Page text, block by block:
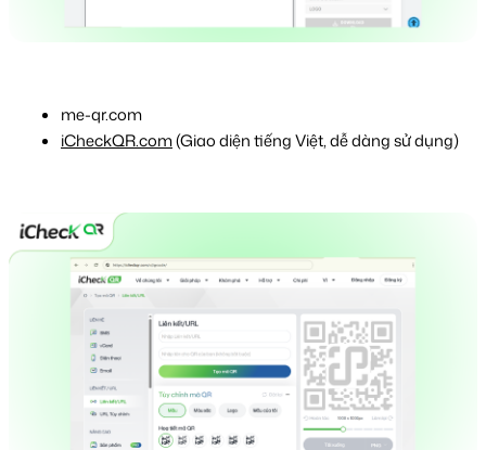
me-qr.com
iCheckQR.com (Giao diện tiếng Việt, dễ dàng sử dụng)